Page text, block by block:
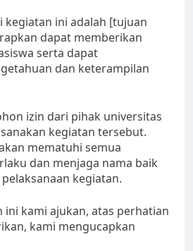
kegiatan ini adalah [tujuan
dapat memberikan
serta dapat
dan keterampilan
izin dari pihak universitas
kegiatan tersebut.
mematuhi semua
dan menjaga nama baik
kegiatan.
ini kami ajukan, atas perhatian
kami mengucapkan